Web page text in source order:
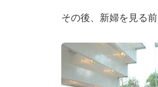
その後、新婦を見る